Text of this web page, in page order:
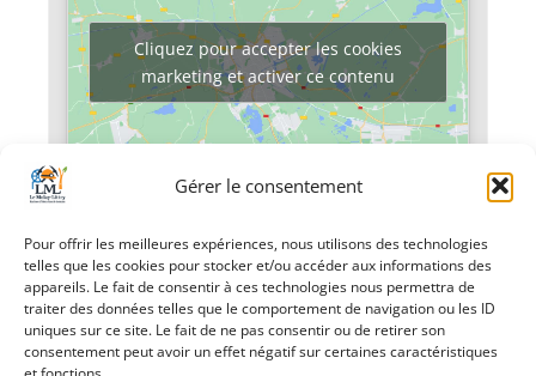
Gérer le consentement
Pour offrir les meilleures expériences, nous utilisons des technologies
telles que les cookies pour stocker et/ou accéder aux informations des
appareils. Le fait de consentir à ces technologies nous permettra de
traiter des données telles que le comportement de navigation ou les ID
uniques sur ce site. Le fait de ne pas consentir ou de retirer son
consentement peut avoir un effet négatif sur certaines caractéristiques
Cliquez pour accepter les cookies
marketing et activer ce contenu
«Marché de Noël
Super Loto de Noël
»